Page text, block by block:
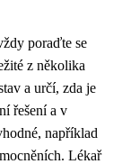
poraďte se
z několika
a určí, zda je
řešení a v
například
Lékař